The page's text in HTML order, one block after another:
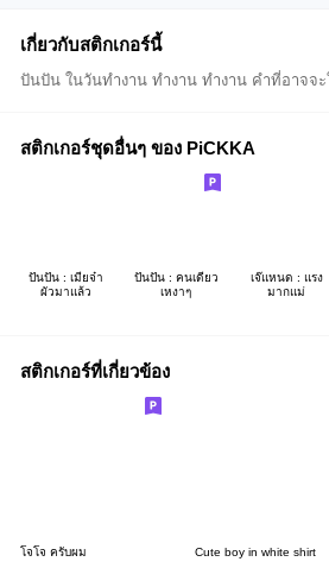
เกี่ยวกับสติกเกอร์นี้
ปันปัน ในวันทำงาน ทำงาน ทำงาน คำที่อาจจ
สติกเกอร์ชุดอื่นๆ ของ PiCKKA
ปันปัน : เมียจ๋า
ผัวมาแล้ว
ปันปัน : คนเดียว
เหงาๆ
เจ๊แหนด : แรง
มากแม่
สติกเกอร์ที่เกี่ยวข้อง
โจโจ ครับผม Cute boy in white shirt